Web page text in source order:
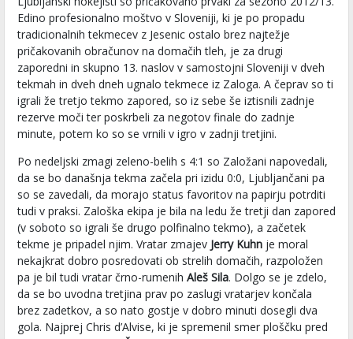
Edino profesionalno moštvo v Sloveniji, ki je po propadu
tradicionalnih tekmecev z Jesenic ostalo brez najtežje
pričakovanih obračunov na domačih tleh, je za drugi
zaporedni in skupno 13. naslov v samostojni Sloveniji v dveh
tekmah in dveh dneh ugnalo tekmece iz Zaloga. A čeprav so ti
igrali že tretjo tekmo zapored, so iz sebe še iztisnili zadnje
rezerve moči ter poskrbeli za negotov finale do zadnje
minute, potem ko so se vrnili v igro v zadnji tretjini.
Po nedeljski zmagi zeleno-belih s 4:1 so Založani napovedali,
da se bo današnja tekma začela pri izidu 0:0, Ljubljančani pa
so se zavedali, da morajo status favoritov na papirju potrditi
tudi v praksi. Zaloška ekipa je bila na ledu že tretji dan zapored
(v soboto so igrali še drugo polfinalno tekmo), a začetek
tekme je pripadel njim. Vratar zmajev Jerry Kuhn je moral
nekajkrat dobro posredovati ob strelih domačih, razpoložen
pa je bil tudi vratar črno-rumenih Aleš Sila. Dolgo se je zdelo,
da se bo uvodna tretjina prav po zaslugi vratarjev končala
brez zadetkov, a so nato gostje v dobro minuti dosegli dva
gola. Najprej Chris d’Alvise, ki je spremenil smer ploščku pred